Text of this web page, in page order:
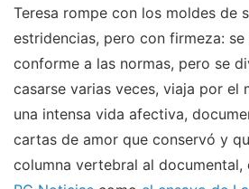
Teresa rompe con los moldes de
estridencias, pero con firmeza: se
conforme a las normas, pero se
casarse varias veces, viaja por el
una intensa vida afectiva,
cartas de amor que conservó y
columna vertebral al